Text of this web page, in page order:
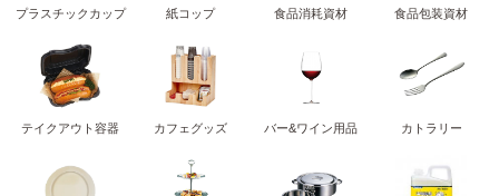
プラスチックカップ 紙コップ 食品消耗資材 食品包装資材
テイクアウト容器 カフェグッズ バー&ワイン用品 カトラリー